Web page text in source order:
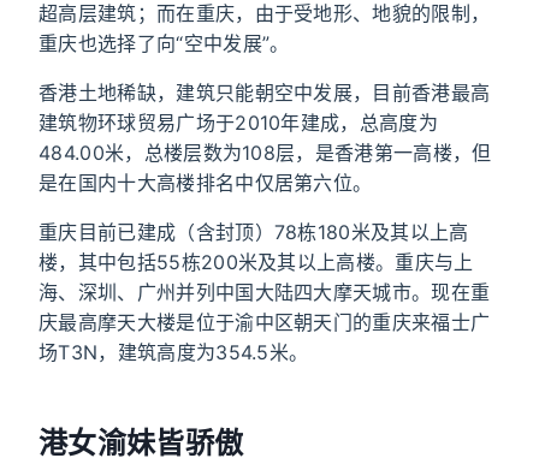
超高层建筑；而在重庆，由于受地形、地貌的限制，
重庆也选择了向“空中发展”。
香港土地稀缺，建筑只能朝空中发展，目前香港最高
建筑物环球贸易广场于2010年建成，总高度为
484.00米，总楼层数为108层，是香港第一高楼，但
是在国内十大高楼排名中仅居第六位。
重庆目前已建成（含封顶）78栋180米及其以上高
楼，其中包括55栋200米及其以上高楼。重庆与上
海、深圳、广州并列中国大陆四大摩天城市。现在重
庆最高摩天大楼是位于渝中区朝天门的重庆来福士广
场T3N，建筑高度为354.5米。
港女渝妹皆骄傲